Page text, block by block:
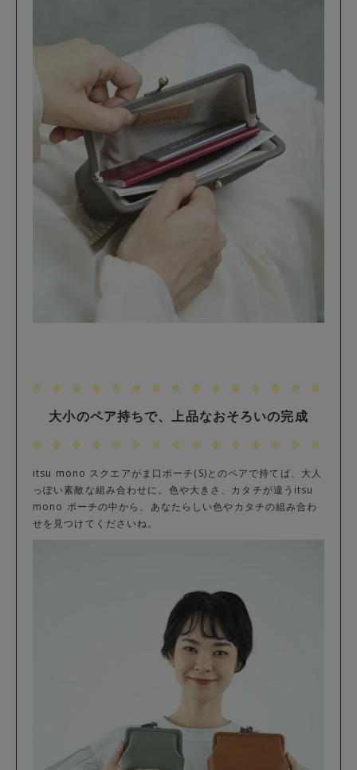
大小のペア持ちで、上品なおそろいの完成
itsu mono スクエアがま口ポーチ(S)とのペアで持てば、大人
っぽい素敵な組み合わせに。色や大きさ、カタチが違うitsu
mono ポーチの中から、あなたらしい色やカタチの組み合わ
せを見つけてくださいね。